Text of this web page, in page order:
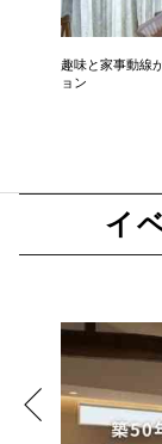
趣味と家事動線
ョン
イ